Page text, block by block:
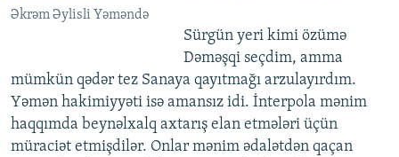
Əkrəm Əylisli Yəməndə
Sürgün yeri kimi özümə
Dəməşqi seçdim, amma
mümkün qədər tez Sanaya qayıtmağı arzulayırdım.
Yəmən hakimiyyəti isə amansız idi. İnterpola mənim
haqqımda beynəlxalq axtarış elan etmələri üçün
müraciət etmişdilər. Onlar mənim ədalətdən qaçan